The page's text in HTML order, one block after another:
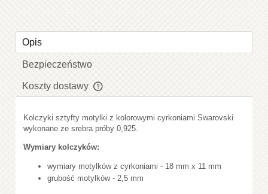
Opis
Bezpieczeństwo
Koszty dostawy
Cena nie zawiera ewentualnych kosztów płatności
Kolczyki sztyfty motylki z kolorowymi cyrkoniami Swarovski
wykonane ze srebra próby 0,925.
Wymiary kolczyków:
wymiary motylków z cyrkoniami - 18 mm x 11 mm
grubość motylków - 2,5 mm